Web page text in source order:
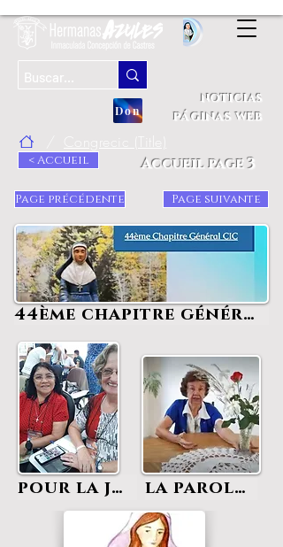
Don
noticias
páginas web
Congrecic (Title)
< Accueil
Page précédente
Accueil page 3
Page suivante
44ème chapitre général
pour la justice la parole de dieu